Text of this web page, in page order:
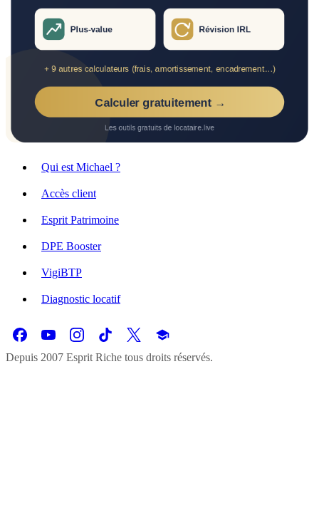
Qui est Michael ?
Accès client
Esprit Patrimoine
DPE Booster
VigiBTP
Diagnostic locatif
Depuis 2007 Esprit Riche tous droits réservés.